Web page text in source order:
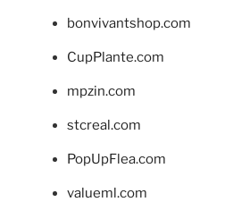
bonvivantshop.com
CupPlante.com
mpzin.com
stcreal.com
PopUpFlea.com
valueml.com